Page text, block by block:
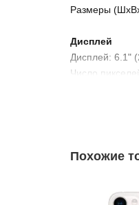
Размеры
Дисплей
Дисплей: 6.1"
Число
Функции
Макс.
Похожие